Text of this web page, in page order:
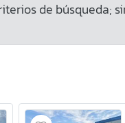
de búsqueda;